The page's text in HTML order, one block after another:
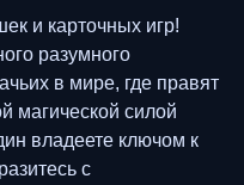
и карточных игр!
разумного
в мире, где правят
магической силой
владеете ключом к
с